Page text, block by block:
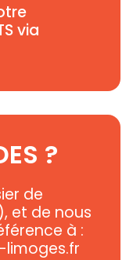
via
?
de
et de nous
à :